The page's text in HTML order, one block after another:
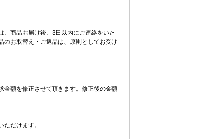
、商品お届け後、3日以内にご連絡をいた
のお取替え・ご返品は、原則としてお受け
金額を修正させて頂きます。修正後の金額
ただけます。